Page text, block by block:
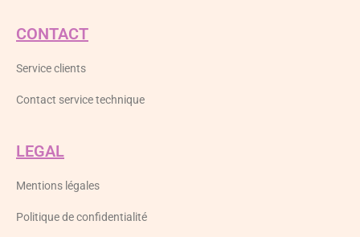
CONTACT
Service clients
Contact service technique
LEGAL
Mentions légales
Politique de confidentialité